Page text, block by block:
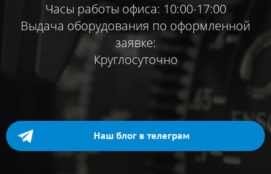
Часы работы офиса: 10:00-17:00
Выдача оборудования по оформленной
заявке:
Круглосуточно
Наш блог в телеграм